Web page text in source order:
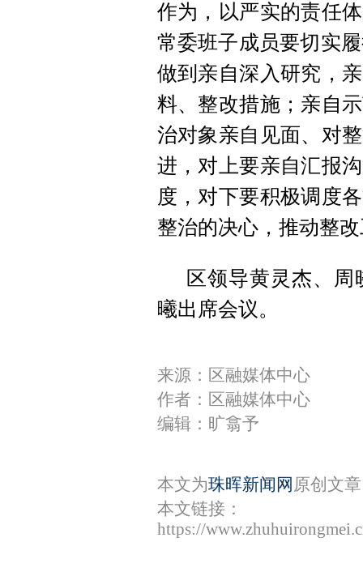
作为，以严实的责任
常委班子成员要切实
做到亲自深入研究，
料、整改措施；亲自
治对象亲自见面、对
进，对上要亲自汇报
度，对下要积极调度
整治的决心，推动整
区领导黄灵杰、
曦出席会议。
来源：区融媒体中心
作者：区融媒体中心
编辑：旷翕予
本文为珠晖新闻网 原创文
本文链接：
https://